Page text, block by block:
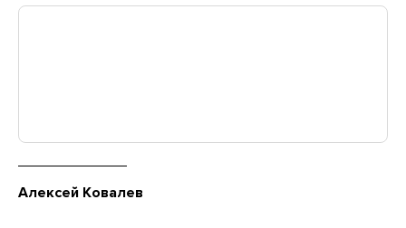
Алексей Ковалев